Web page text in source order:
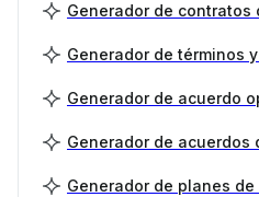
Generador de contratos
Generador de términos
Generador de acuerdo
Generador de acuerdos
Generador de planes